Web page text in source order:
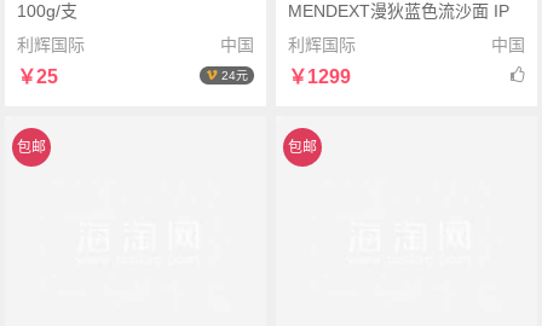
100g/支
利辉国际
中国
￥25 24元
MENDEXT漫狄蓝色流沙面 IP
镀玫瑰色表壳 黑色表带M6IX-
L06女士学生手表腕表
利辉国际 中国
￥1299
包邮 包邮